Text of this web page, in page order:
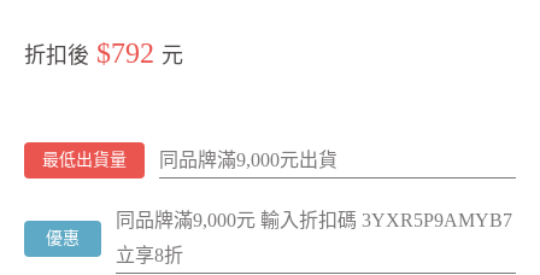
折扣後 $792 元
最低出貨量 同品牌滿9,000元出貨
優惠
同品牌滿9,000元 輸入折扣碼 3YXR5P9AMYB7
立享8折